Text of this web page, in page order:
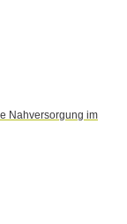
Nahversorgung im